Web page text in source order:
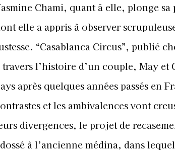
Chami, quant à elle, plonge
elle a appris à observer
“Casablanca Circus”, publié
travers l’histoire d’un couple, May
après quelques années passés en
et les ambivalences vont
divergences, le projet de
à l’ancienne médina, dans